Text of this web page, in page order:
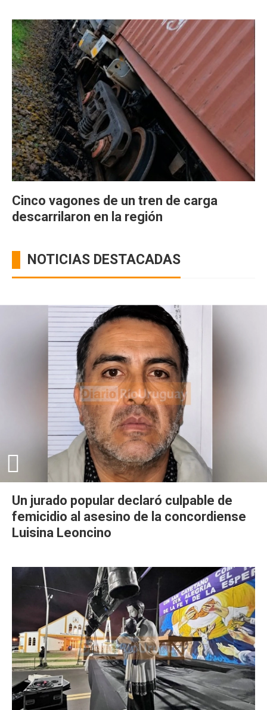
Cinco vagones de un tren de carga
descarrilaron en la región
NOTICIAS DESTACADAS
Un jurado popular declaró culpable de
femicidio al asesino de la concordiense
Luisina Leoncino